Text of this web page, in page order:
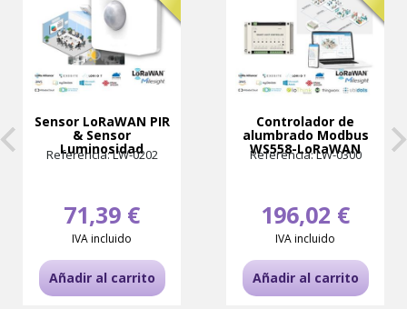
Sensor LoRaWAN PIR
& Sensor
Luminosidad
Referencia: LW-0202
71,39 €
IVA incluido
Añadir al carrito
Controlador de
alumbrado Modbus
WS558-LoRaWAN
Referencia: LW-0300
196,02 €
IVA incluido
Añadir al carrito